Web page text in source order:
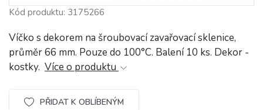
Kód produktu: 3175266
Víčko s dekorem na šroubovací zavařovací sklenice,
průměr 66 mm. Pouze do 100°C. Balení 10 ks. Dekor -
kostky. Více o produktu
PŘIDAT K OBLÍBENÝM